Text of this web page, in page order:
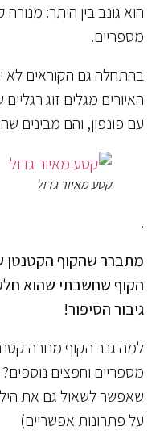
הוא גונב בין היתר: מנורה
מספריים.
בהתחלה גם הקוראים לא
האיורים מגלים זוג רגליים
עם פונפון, והם מבינים
קטע מאיור גדול
מתברר שהקוף הקטנטן
הקוף שחשבתי שהוא
גיבור הסיפור!
למה גנב הקוף מנורה
מספריים וחפצים
שאפשר לשאול גם את
על פתרונות אפשריים)